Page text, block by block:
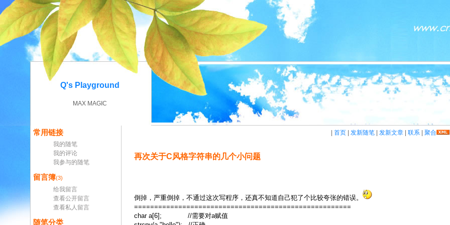
Q's Playground
MAX MAGIC
常用链接
我的随笔
我的评论
我参与的随笔
留言簿(3)
给我留言
查看公开留言
查看私人留言
随笔分类
首页| 发新随笔| 发新文章| 联系| 聚合
再次关于C风格字符串的几个小问题
倒掉，严重倒掉，不通过这次写程序，还真不知道自己犯了个比较夸张的错误。
======================================================
char a[6]; //需要对a赋值